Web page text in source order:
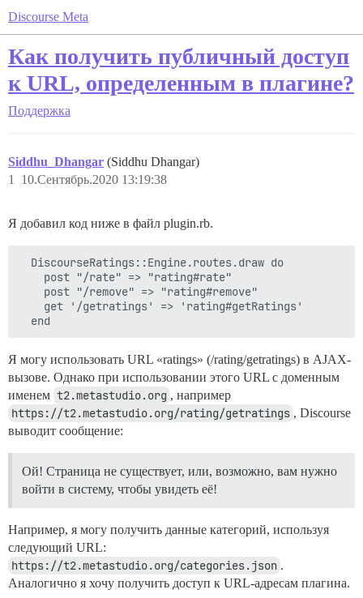
Discourse Meta
Как получить публичный доступ
к URL, определенным в плагине?
Поддержка
Siddhu_Dhangar (Siddhu Dhangar)
10.Сентябрь.2020 13:19:38
1
Я добавил код ниже в файл plugin.rb.
  DiscourseRatings::Engine.routes.draw do
    post "/rate" => "rating#rate"
    post "/remove" => "rating#remove"
    get '/getratings' => 'rating#getRatings'
Я могу использовать URL «ratings» (/rating/getratings) в AJAX-
вызове. Однако при использовании этого URL с доменным
именем t2.metastudio.org , например
https://t2.metastudio.org/rating/getratings , Discourse
выводит сообщение:
Ой! Страница не существует, или, возможно, вам нужно
войти в систему, чтобы увидеть её!
Например, я могу получить данные категорий, используя
следующий URL:
https://t2.metastudio.org/categories.json .
Аналогично я хочу получить доступ к URL-адресам плагина.